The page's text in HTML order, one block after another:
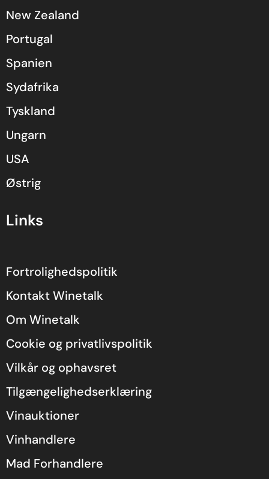
New Zealand
Portugal
Spanien
Sydafrika
Tyskland
Ungarn
USA
Østrig
Links
Fortrolighedspolitik
Kontakt Winetalk
Om Winetalk
Cookie og privatlivspolitik
Vilkår og ophavsret
Tilgængelighedserklæring
Vinauktioner
Vinhandlere
Mad Forhandlere